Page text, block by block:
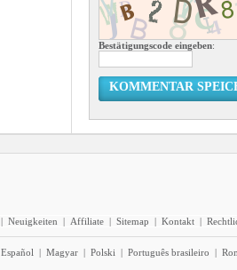
Bestätigungscode eingeben:
KOMMENTAR
| Neuigkeiten | Affiliate | Sitemap | Kontakt |
Español | Magyar | Polski | Português brasileiro |